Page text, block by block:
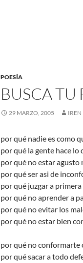
POESÍA
BUSCA
29 MARZO, 2005 IREN
por qué nadie es como
por qué la gente hace lo
por qué no estar agusto
por qué ser asi de
por qué juzgar a primera
por qué no aprender a
por qué no evitar los
por qué no estar bien
por qué no conformarte
por qué sacar a todo